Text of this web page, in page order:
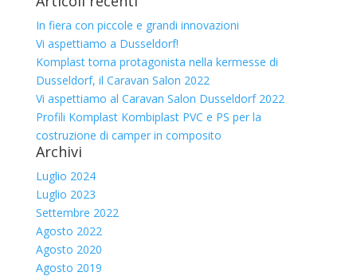
In fiera con piccole e grandi innovazioni
Vi aspettiamo a Dusseldorf!
Komplast torna protagonista nella kermesse di
Dusseldorf, il Caravan Salon 2022
Vi aspettiamo al Caravan Salon Dusseldorf 2022
Profili Komplast Kombiplast PVC e PS per la
costruzione di camper in composito
Archivi
Luglio 2024
Luglio 2023
Settembre 2022
Agosto 2022
Agosto 2020
Agosto 2019